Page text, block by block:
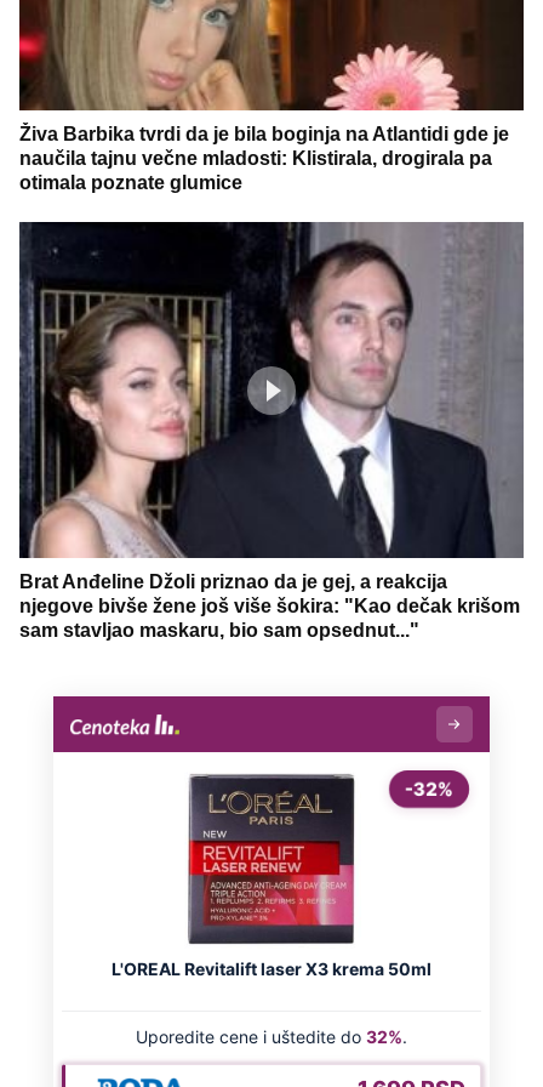
Živa Barbika tvrdi da je bila boginja na Atlantidi gde je
naučila tajnu večne mladosti: Klistirala, drogirala pa
otimala poznate glumice
Brat Anđeline Džoli priznao da je gej, a reakcija
njegove bivše žene još više šokira: "Kao dečak krišom
sam stavljao maskaru, bio sam opsednut..."